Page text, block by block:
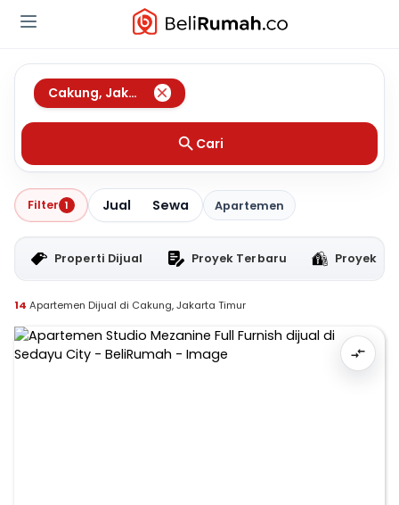
Cakung, Jakarta Timur
Cari
Filter 1 Jual Sewa Apartemen
Properti Dijual Proyek Terbaru Proyek
14 Apartemen Dijual di Cakung, Jakarta Timur